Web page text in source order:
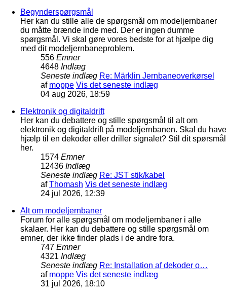
Begynderspørgsmål
Her kan du stille alle de spørgsmål om modeljernbaner
du måtte brænde inde med. Der er ingen dumme
spørgsmål. Vi skal gøre vores bedste for at hjælpe dig
med dit modeljernbaneproblem.
556 Emner
4648 Indlæg
Seneste indlæg Re: Märklin Jernbaneoverkørsel
af moppe Vis det seneste indlæg
04 aug 2026, 18:59
Elektronik og digitaldrift
Her kan du debattere og stille spørgsmål til alt om
elektronik og digitaldrift på modeljernbanen. Skal du have
hjælp til en dekoder eller driller signalet? Stil dit spørsmål
her.
1574 Emner
12436 Indlæg
Seneste indlæg Re: JST stik/kabel
afThomash Vis det seneste indlæg
24 jul 2026, 12:39
Alt om modeljernbaner
Forum for alle spørgsmål om modeljernbaner i alle
skalaer. Her kan du debattere og stille spørgsmål om
emner, der ikke finder plads i de andre fora.
747 Emner
4321 Indlæg
Seneste indlæg Re: Installation af dekoder o…
af moppe Vis det seneste indlæg
31 jul 2026, 18:10